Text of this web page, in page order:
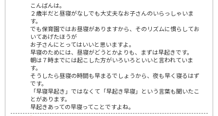
こんばんは。
２歳半だと昼寝がなしでも大丈夫なお子さんのいらっしゃいま
す。
でも保育園ではお昼寝がありますから、そのリズムに慣らしてお
いてあげたほうが
お子さんにとってはいいと思いますよ。
早寝のためには、昼寝がどうとかよりも、まずは早起きです。
朝は７時までには起こした方がいろいろといいと言われていま
す。
そうしたら昼寝の時間も早まるでしょうから、夜も早く寝るはず
です。
「早寝早起き」ではなくて「早起き早寝」という言葉も聞いたこ
とがあります。
早起きあっての早寝ってことですよね。